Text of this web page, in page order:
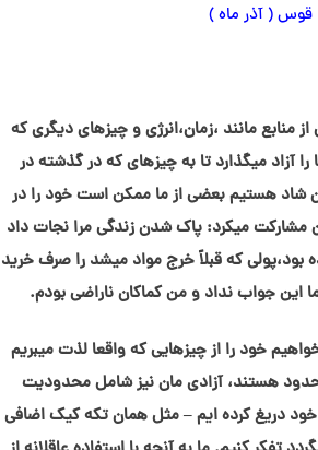
مانند ،زمان،انرژی و چیزهای دیگری که
آزاد میگذارد تا به چیزهای که در گذشته در
شاد هستیم بعضی از ما ممکن است خود را در
مشارکت میکرد: پاک شدن زندگی مرا نجات داد
که قبلاً خرج مواد میشد را صرف خرید
این جواب نداد و من کماکان ناراضی بودم.
خود را از چیزهایی که واقعا لذت میبریم
محدود هستند، آزادی مان نیز شامل محدودیت
خود دریغ کرده ایم – مثل همان تکه کیک اضافی